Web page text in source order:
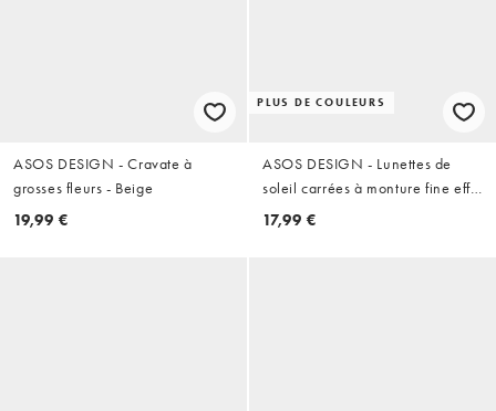
ASOS DESIGN - Cravate à
grosses fleurs - Beige
19,99 €
PLUS DE COULEURS
ASOS DESIGN - Lunettes de
soleil carrées à monture fine effet
écaille de tortue et verres roses -
17,99 €